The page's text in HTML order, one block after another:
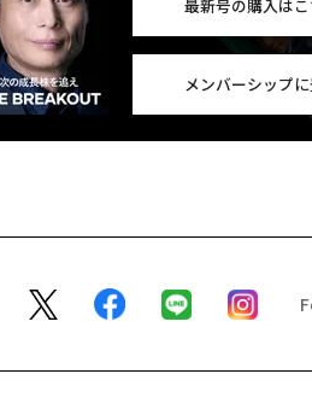
最新号の購入は
メンバーシップ